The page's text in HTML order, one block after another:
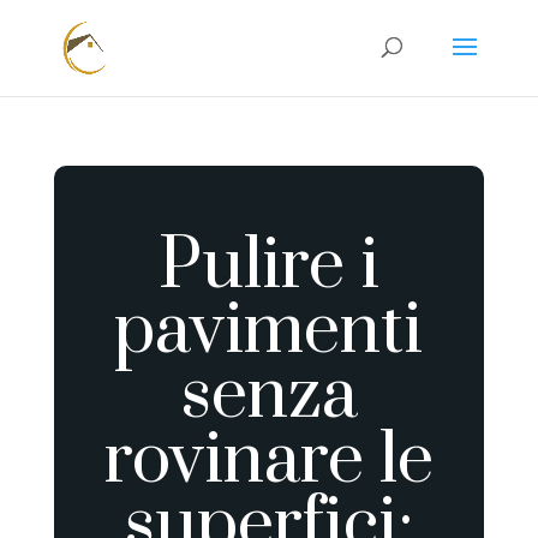
Pulire i
pavimenti
senza
rovinare le